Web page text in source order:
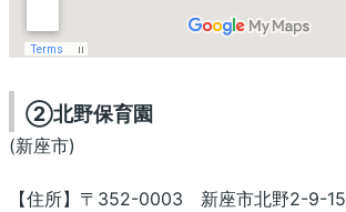
②北野保育園
(新座市)
【住所】〒352-0003 新座市北野2-9-15